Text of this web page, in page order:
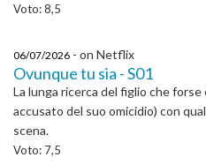
Voto: 8,5
06/07/2026 - on Netflix
Ovunque tu sia - S01
La lunga ricerca del figlio che
accusato del suo omicidio) con
scena.
Voto: 7,5